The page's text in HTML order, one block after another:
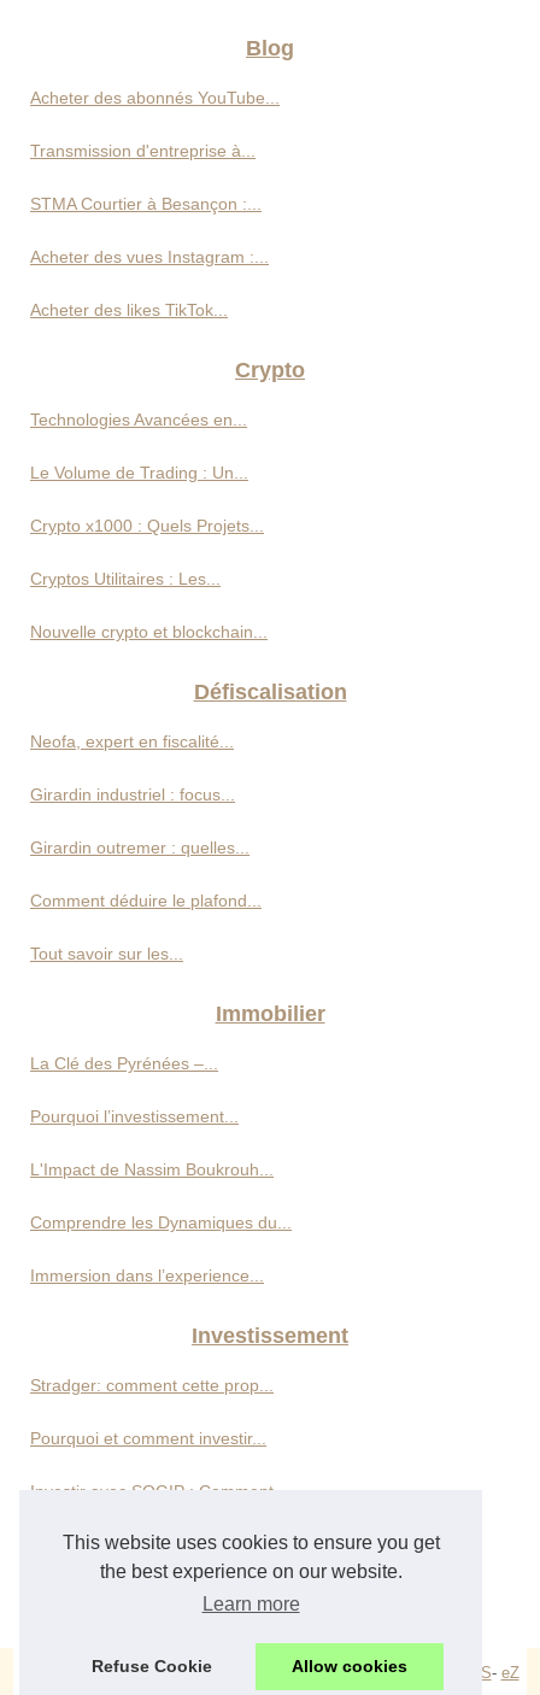
This website uses cookies to ensure you get
the best experience on our website.
Learn more
Refuse Cookie Allow cookies
Blog
Acheter des abonnés YouTube...
Transmission d'entreprise à...
STMA Courtier à Besançon :...
Acheter des vues Instagram :...
Acheter des likes TikTok...
Crypto
Technologies Avancées en...
Le Volume de Trading : Un...
Crypto x1000 : Quels Projets...
Cryptos Utilitaires : Les...
Nouvelle crypto et blockchain...
Défiscalisation
Neofa, expert en fiscalité...
Girardin industriel : focus...
Girardin outremer : quelles...
Comment déduire le plafond...
Tout savoir sur les...
Immobilier
La Clé des Pyrénées –...
Pourquoi l’investissement...
L'Impact de Nassim Boukrouh...
Comprendre les Dynamiques du...
Immersion dans l’experience...
Investissement
Stradger: comment cette prop...
Pourquoi et comment investir...
Investir avec SOGIP : Comment...
Décryptage des stratégies...
Les meilleurs investissements...
P2c2group.com-Schéma les articles-Cookies Policy RSS- eZ